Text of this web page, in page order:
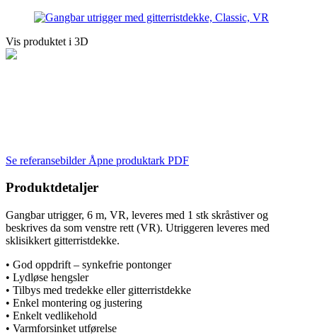
Vis produktet i 3D
Se referansebilder Åpne produktark PDF
Produktdetaljer
Gangbar utrigger, 6 m, VR, leveres med 1 stk skråstiver og
beskrives da som venstre rett (VR). Utriggeren leveres med
sklisikkert gitterristdekke.
• God oppdrift – synkefrie pontonger
• Lydløse hengsler
• Tilbys med tredekke eller gitterristdekke
• Enkel montering og justering
• Enkelt vedlikehold
• Varmforsinket utførelse